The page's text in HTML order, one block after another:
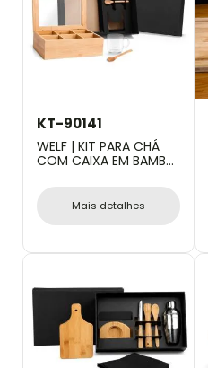
KT-90141
WELF | KIT PARA CHÁ
COM CAIXA EM BAMBU
Mais detalhes